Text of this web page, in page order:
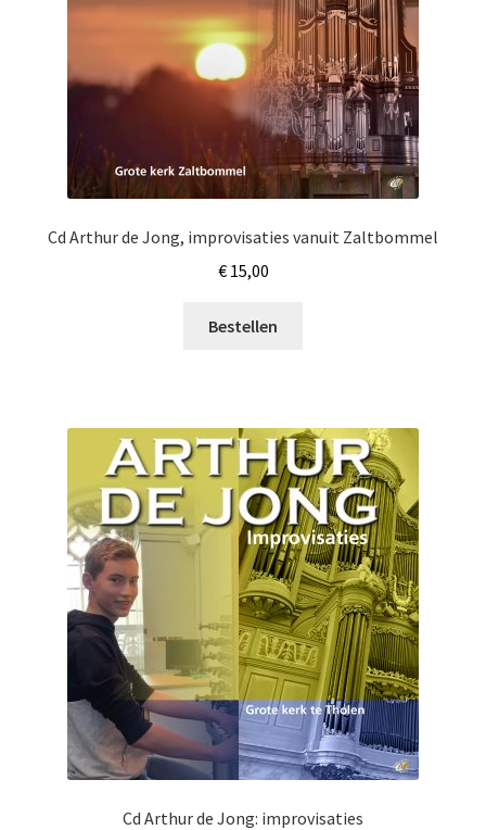
Cd Arthur de Jong, improvisaties vanuit Zaltbommel
€15,00
Bestellen
Cd Arthur de Jong: improvisaties